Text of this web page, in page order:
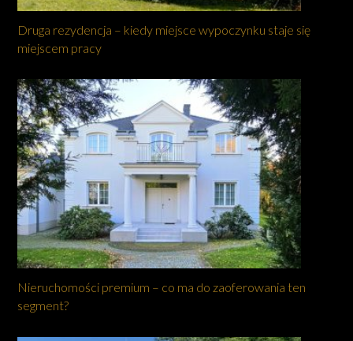
Druga rezydencja – kiedy miejsce wypoczynku staje się
miejscem pracy
Nieruchomości premium – co ma do zaoferowania ten
segment?